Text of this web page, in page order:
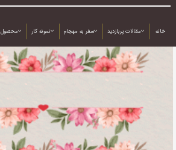
خانه مقالات پربازدید سفر به مهجام نمونه کار محصول